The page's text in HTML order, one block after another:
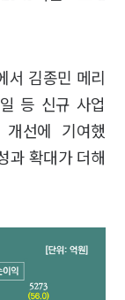
서 김종민 메리
등 신규 사업
선에 기여했
과 확대가 더해